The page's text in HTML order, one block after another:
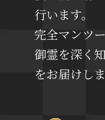
行います。
完全マンツ
御霊を深く
をお届けしま